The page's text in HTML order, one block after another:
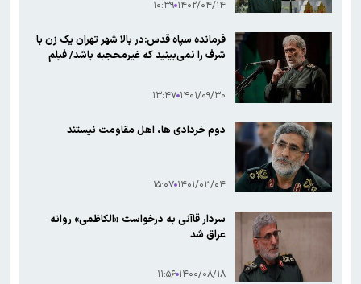
استارتاپ بریتانیایی از کپسول زیست زیرآبی برای پژوهشگران رونمایی کرد
۱۴۰۲/۰۴/۱۴ ۱۰:۳۹
فرمانده سپاه قدس:در بالا شهر تهران یک زن با
شرف را نمی‌بینید که غیرمحجبه باشد/ فیلم
۱۴۰۱/۰۹/۳۰ ۱۳:۴۷
دوم خردادی ها، اهل مقاومت نیستند
۱۴۰۱/۰۳/۰۴ ۱۵:۰۷
سردار قاآنی به درخواست «الکاظمی» روانه
عراق شد
۱۴۰۰/۰۸/۱۸ ۱۱:۵۶